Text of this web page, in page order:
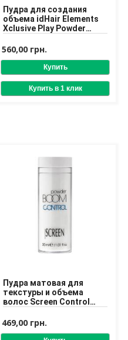
Пудра для создания
объема idHair Elements
Xclusive Play Powder
560,00 грн.
Пудра матовая для
текстуры и объема
волос Screen Control
469,00 грн.